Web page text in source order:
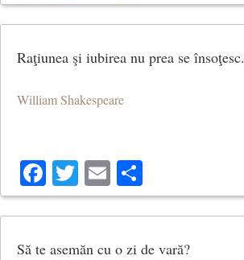
Raţiunea şi iubirea nu prea se însoţesc.
William Shakespeare
Facebook
Twitter
Email
Să te asemăn cu o zi de vară?